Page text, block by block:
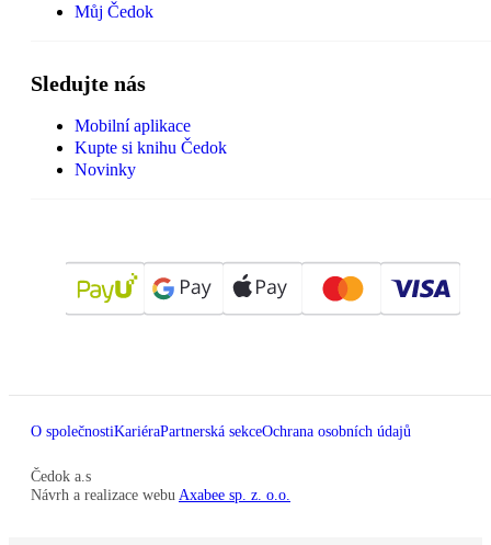
Můj Čedok
Sledujte nás
Mobilní aplikace
Kupte si knihu Čedok
Novinky
O společnostiKariéraPartnerská sekceOchrana osobních údajů
Čedok a.s
Návrh a realizace webu Axabee sp. z. o.o.